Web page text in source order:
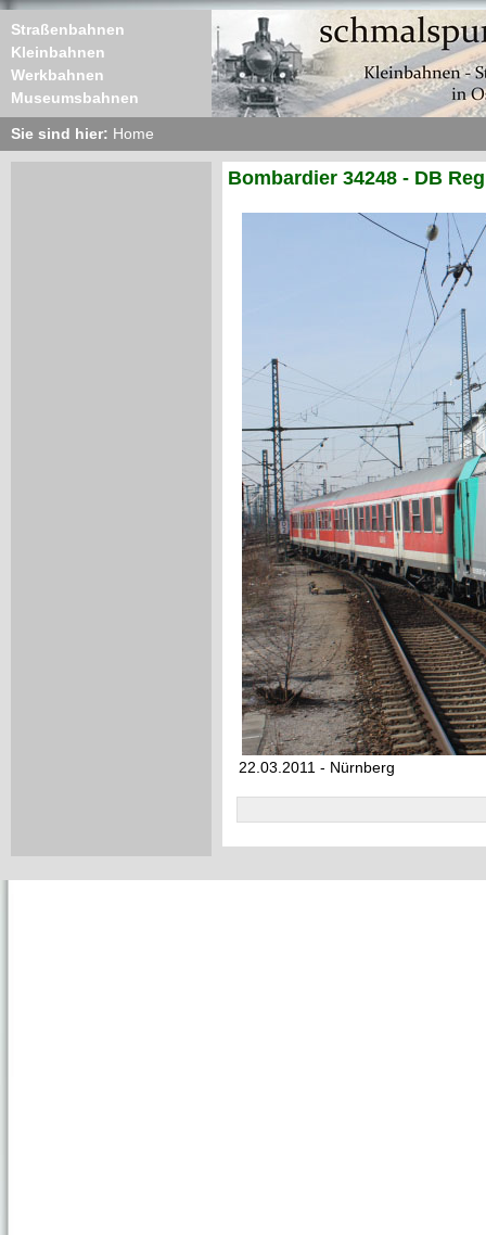
Straßenbahnen
Kleinbahnen
Werkbahnen
Museumsbahnen
Sie sind hier: Home
Bombardier 34248 - DB
22.03.2011 - Nürnberg